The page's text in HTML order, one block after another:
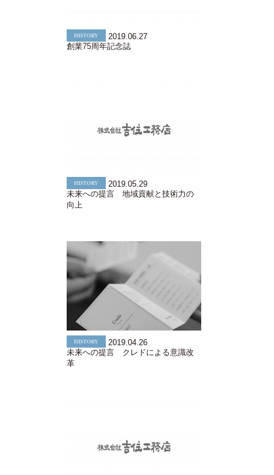
HISTORY
2019.06.27
創業75周年記念誌
HISTORY
2019.05.29
未来への提言 地域貢献と技術力の
向上
HISTORY
2019.04.26
未来への提言 クレドによる意識改
革